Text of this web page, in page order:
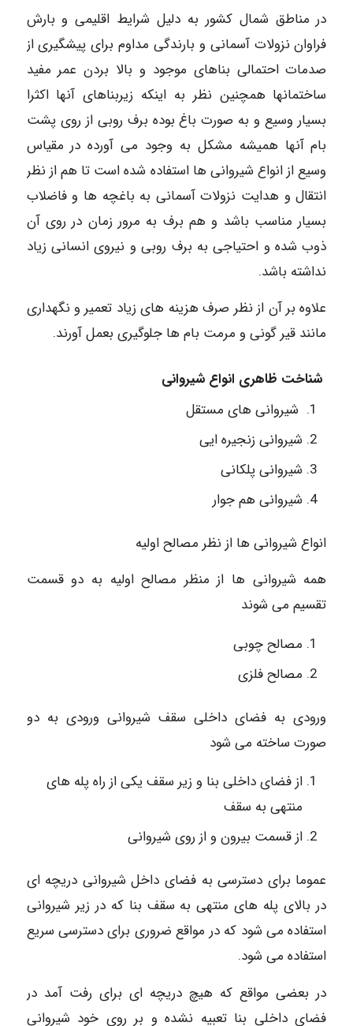
در مناطق شمال کشور به دلیل شرایط اقلیمی و بارش
فراوان نزولات آسمانی و بارندگی مداوم برای پیشگیری از
صدمات احتمالی بناهای موجود و بالا بردن عمر مفید
ساختمانها همچنین نظر به اینکه زیربناهای آنها اکثرا
بسیار وسیع و به صورت باغ بوده برف روبی از روی پشت
بام آنها همیشه مشکل به وجود می آورده در مقیاس
وسیع از انواع شیروانی ها استفاده شده است تا هم از نظر
انتقال و هدایت نزولات آسمانی به باغچه ها و فاضلاب
بسیار مناسب باشد و هم برف به مرور زمان در روی آن
ذوب شده و احتیاجی به برف روبی و نیروی انسانی زیاد
نداشته باشد.
علاوه بر آن از نظر صرف هزینه های زیاد تعمیر و نگهداری
مانند قیر گونی و مرمت بام ها جلوگیری بعمل آورند.
شناخت ظاهری انواع شیروانی
شیروانی های مستقل
شیروانی زنجیره ایی
شیروانی پلکانی
شیروانی هم جوار
انواع شیروانی ها از نظر مصالح اولیه
همه شیروانی ها از منظر مصالح اولیه به دو قسمت
تقسیم می شوند
مصالح چوبی
مصالح فلزی
ورودی به فضای داخلی سقف شیروانی ورودی به دو
صورت ساخته می شود
از فضای داخلی بنا و زیر سقف یکی از راه پله های
منتهی به سقف
از قسمت بیرون و از روی شیروانی
عموما برای دسترسی به فضای داخل شیروانی دریچه ای
در بالای پله های منتهی به سقف بنا که در زیر شیروانی
استفاده می شود که در مواقع ضروری برای دسترسی سریع
استفاده می شود.
در بعضی مواقع که هیچ دریچه ای برای رفت آمد در
فضای داخلی بنا تعبیه نشده و بر روی خود شیروانی